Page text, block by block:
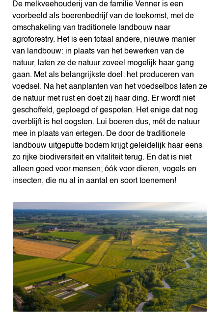
De melkveehouderij van de familie Venner is een
voorbeeld als boerenbedrijf van de toekomst, met de
omschakeling van traditionele landbouw naar
agroforestry. Het is een totaal andere, nieuwe manier
van landbouw: in plaats van het bewerken van de
natuur, laten ze de natuur zoveel mogelijk haar gang
gaan. Met als belangrijkste doel: het produceren van
voedsel. Na het aanplanten van het voedselbos laten ze
de natuur met rust en doet zij haar ding. Er wordt niet
geschoffeld, geploegd of gespoten. Het enige dat nog
overblijft is het oogsten. Lui boeren dus, mét de natuur
mee in plaats van ertegen. De door de traditionele
landbouw uitgeputte bodem krijgt geleidelijk haar eens
zo rijke biodiversiteit en vitaliteit terug. En dat is niet
alleen goed voor mensen; óók voor dieren, vogels en
insecten, die nu al in aantal en soort toenemen!